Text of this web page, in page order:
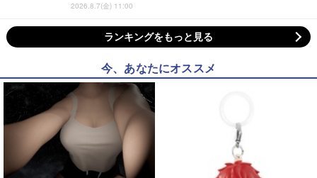
2026.8.7(金) 11:00
ランキングをもっと見る
今、あなたにオススメ